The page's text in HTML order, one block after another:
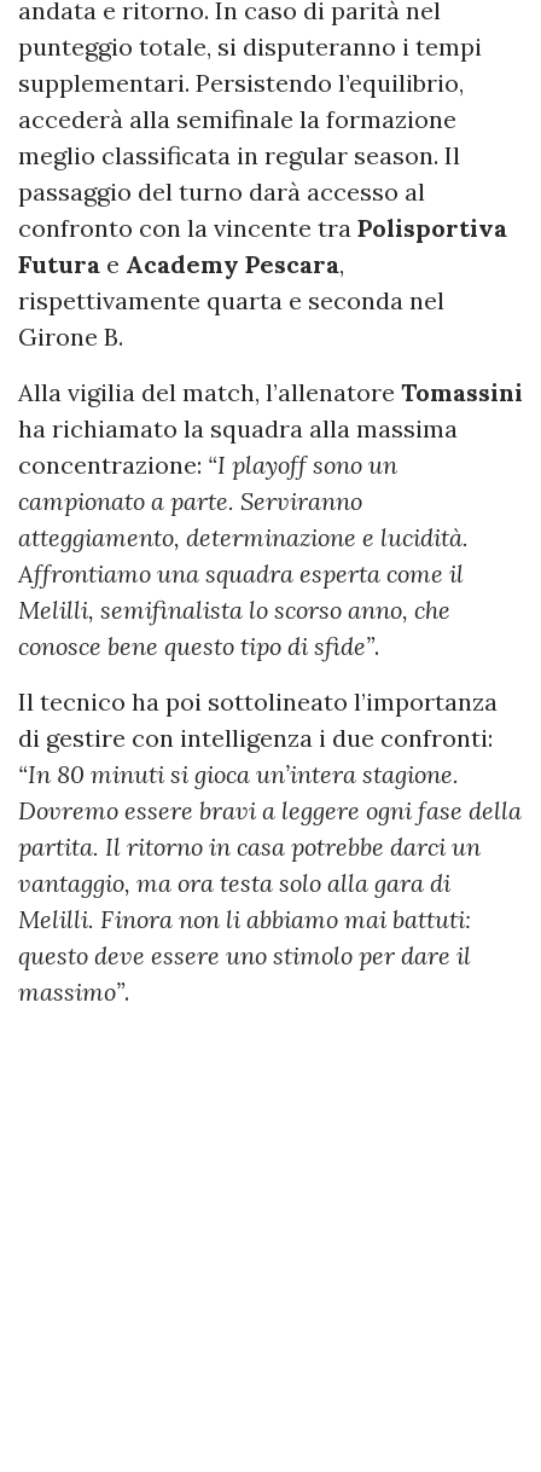
andata e ritorno. In caso di parità nel
punteggio totale, si disputeranno i tempi
supplementari. Persistendo l’equilibrio,
accederà alla semifinale la formazione
meglio classificata in regular season. Il
passaggio del turno darà accesso al
confronto con la vincente tra Polisportiva
Futura e Academy Pescara,
rispettivamente quarta e seconda nel
Girone B.
Alla vigilia del match, l’allenatore Tomassini
ha richiamato la squadra alla massima
concentrazione: “I playoff sono un
campionato a parte. Serviranno
atteggiamento, determinazione e lucidità.
Affrontiamo una squadra esperta come il
Melilli, semifinalista lo scorso anno, che
conosce bene questo tipo di sfide”.
Il tecnico ha poi sottolineato l’importanza
di gestire con intelligenza i due confronti:
“In 80 minuti si gioca un’intera stagione.
Dovremo essere bravi a leggere ogni fase della
partita. Il ritorno in casa potrebbe darci un
vantaggio, ma ora testa solo alla gara di
Melilli. Finora non li abbiamo mai battuti:
questo deve essere uno stimolo per dare il
massimo”.